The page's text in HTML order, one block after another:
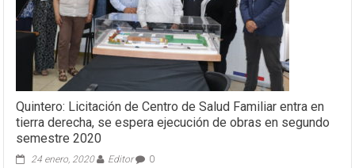
Quintero: Licitación de Centro de Salud Familiar entra en
tierra derecha, se espera ejecución de obras en segundo
semestre 2020
24 enero, 2020 Editor 0